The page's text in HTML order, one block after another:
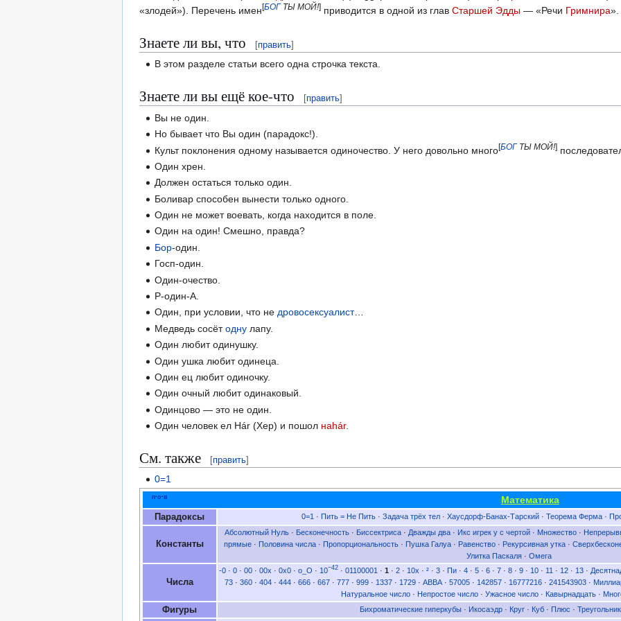
«злодей»). Перечень имен [БОГТЫ МОЙ!] приводится в одной из глав Старшей Эдды — «Речи Гримнира».
Знаете ли вы, что [править]
В этом разделе статьи всего одна строчка текста.
Знаете ли вы ещё кое-что [править]
Вы не один.
Но бывает что Вы один (парадокс!).
Культ поклонения одному называется одиночество. У него довольно много[БОГТЫ МОЙ!]
Один хрен.
Должен остаться только один.
Боливар способен вынести только одного.
Один не может воевать, когда находится в поле.
Один на один! Смешно, правда?
Бор-один.
Госп-один.
Один-очество.
Р-один-А.
Один, при условии, что недровосексуалист…
Медведь сосётодну лапу.
Один любит одинушку.
Один ушка любит одинеца.
Один ец любит одиночку.
Один очный любит одинаковый.
Одинцово — это не один.
Один человек ел Hár (Хер) и пошол наhár.
См. также [править]
0=1
п·о·в Математика
Парадоксы 0=1 · Пить = Не Пить· Задача трёх тел· Хаусдорф-Банах-Тарский· Теорема Ферма·
Константы
Абсолютный Нуль · Бесконечность · Биссектриса · Дважды два · Икс игрек у с чертой · Множество ·
прямые· Половина числа· Пропорциональность· Пушка Галуа· Равенство· Рекурсивная утка·
Улитка Паскаля · Омега
Числа
-0 · 0 · 00 · 00x · 0x0 · o_O · 10−42 · 01100001 · 1 · 2 · 10x · ² · 3 · Пи · 4 · 5 · 6 · 7 · 8 · 9 · 10 · 11 · 12 · 13 ·
73· 360· 404· 444· 666· 667· 777· 999· 1337· 1729· ABBA· 57005· 142857· 16777216· 241543903·
Натуральное число · Непростое число · Ужасное число · Кавырнадцать ·
Фигуры Бихроматические гиперкубы · Икосаэдр · Круг · Куб · Плюс · Треугольник